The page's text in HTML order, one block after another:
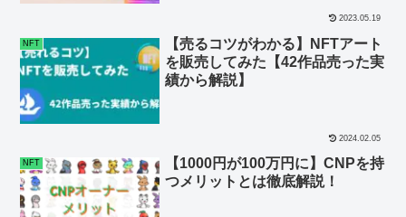
2023.05.19
NFT
【売るコツがわかる】NFTアート
を販売してみた【42作品売った実
績から解説】
2024.02.05
NFT
【1000円が100万円に】CNPを持
つメリットとは徹底解説！